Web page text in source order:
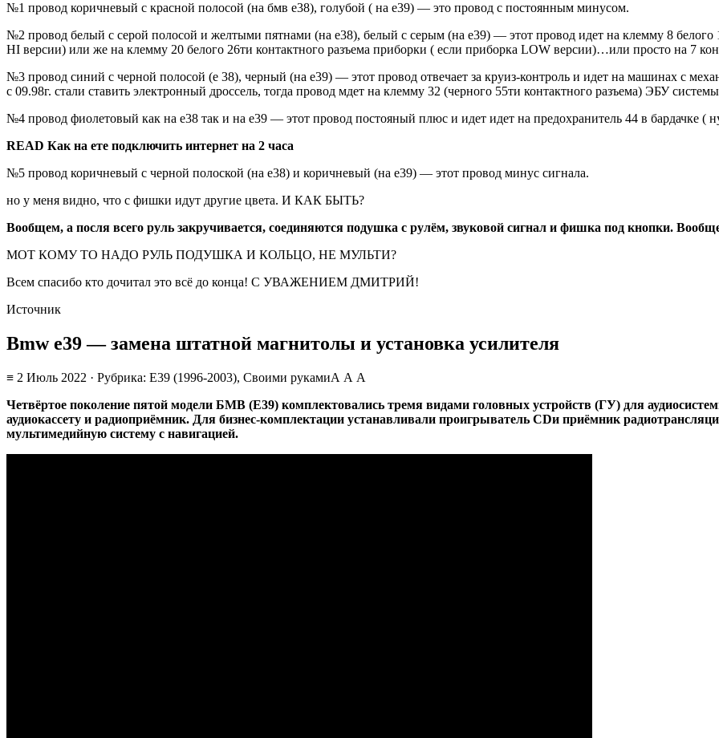
№1 провод коричневый с красной полосой (на бмв е38), голубой ( на е39) — это провод с постоянным минусом.
№2 провод белый с серой полосой и желтыми пятнами (на е38), белый с серым (на е39) — этот провод идет на клемму 8 белого
HI версии) или же на клемму 20 белого 26ти контактного разъема приборки ( если приборка LOW версии)…или просто на 7
№3 провод синий с черной полосой (е 38), черный (на е39) — этот провод отвечает за круиз-контроль и идет на машинах с
с 09.98г. стали ставить электронный дроссель, тогда провод мдет на клемму 32 (черного 55ти контактного разъема) ЭБУ
№4 провод фиолетовый как на е38 так и на е39 — этот провод постояный плюс и идет идет на предохранитель 44 в бардачке (
READ Как на ете подключить интернет на 2 часа
№5 провод коричневый с черной полоской (на е38) и коричневый (на е39) — этот провод минус сигнала.
но у меня видно, что с фишки идут другие цвета. И КАК БЫТЬ?
Вообщем, а посля всего руль закручивается, соединяются подушка с рулём, звуковой сигнал и фишка под кнопки.
МОТ КОМУ ТО НАДО РУЛЬ ПОДУШКА И КОЛЬЦО, НЕ МУЛЬТИ?
Всем спасибо кто дочитал это всё до конца! С УВАЖЕНИЕМ ДМИТРИЙ!
Источник
Bmw e39 — замена штатной магнитолы и установка усилителя
≡ 2 Июль 2022 · Рубрика: E39 (1996-2003), Своими рукамиА А А
Четвёртое поколение пятой модели БМВ (E39) комплектовались тремя видами головных устройств (ГУ) для
аудиокассету и радиоприёмник. Для бизнес-комплектации устанавливали проигрыватель CDи приёмник
мультимедийную систему с навигацией.